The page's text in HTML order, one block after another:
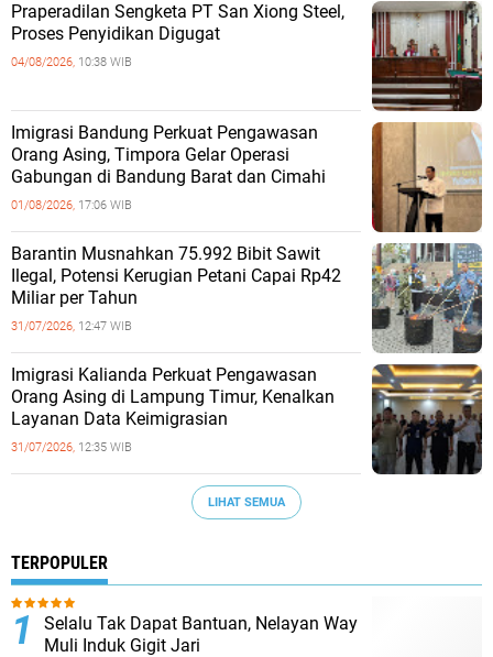
Praperadilan Sengketa PT San Xiong Steel,
Proses Penyidikan Digugat
04/08/2026, 10:38 WIB
Imigrasi Bandung Perkuat Pengawasan
Orang Asing, Timpora Gelar Operasi
Gabungan di Bandung Barat dan Cimahi
01/08/2026, 17:06 WIB
Barantin Musnahkan 75.992 Bibit Sawit
Ilegal, Potensi Kerugian Petani Capai Rp42
Miliar per Tahun
31/07/2026, 12:47 WIB
Imigrasi Kalianda Perkuat Pengawasan
Orang Asing di Lampung Timur, Kenalkan
Layanan Data Keimigrasian
31/07/2026, 12:35 WIB
LIHAT SEMUA
TERPOPULER
Selalu Tak Dapat Bantuan, Nelayan Way
Muli Induk Gigit Jari